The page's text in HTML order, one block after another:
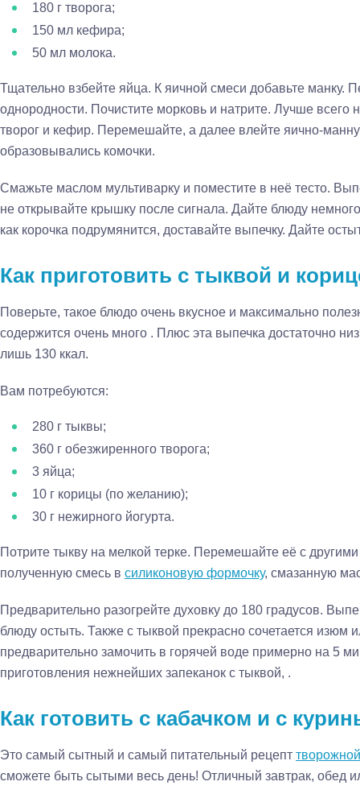
180 г творога;
150 мл кефира;
50 мл молока.
Тщательно взбейте яйца. К яичной смеси добавьте манку.
однородности. Почистите морковь и натрите. Лучше всего
творог и кефир. Перемешайте, а далее влейте яично-
образовывались комочки.
Смажьте маслом мультиварку и поместите в неё тесто.
не открывайте крышку после сигнала. Дайте блюду
как корочка подрумянится, доставайте выпечку. Дайте
Как приготовить с тыквой и
Поверьте, такое блюдо очень вкусное и максимально
содержится очень много . Плюс эта выпечка достаточно
лишь 130 ккал.
Вам потребуются:
280 г тыквы;
360 г обезжиренного творога;
3 яйца;
10 г корицы (по желанию);
30 г нежирного йогурта.
Потрите тыкву на мелкой терке. Перемешайте её с
полученную смесь в силиконовую формочку, смазанную
Предварительно разогрейте духовку до 180 градусов.
блюду остыть. Также с тыквой прекрасно сочетается изюм
предварительно замочить в горячей воде примерно на 5
приготовления нежнейших запеканок с тыквой, .
Как готовить с кабачком и с
Это самый сытный и самый питательный рецепт
сможете быть сытыми весь день! Отличный завтрак, обед